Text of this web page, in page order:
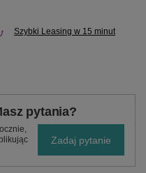
Szybki Leasing w 15 minut
pytania?
Zadaj pytanie